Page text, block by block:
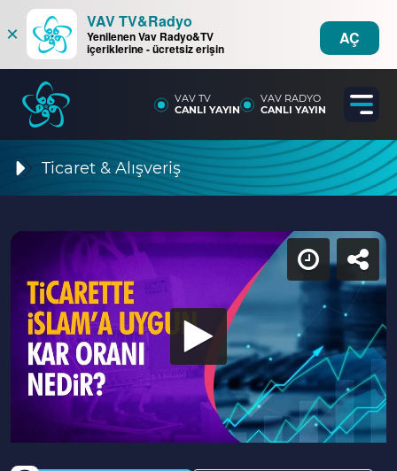
×
VAV TV&Radyo
Yenilenen Vav Radyo&TV
içeriklerine - ücretsiz erişin
AÇ
VAV TV
CANLI YAYIN
VAV RADYO
CANLI YAYIN
Ticaret & Alışveriş